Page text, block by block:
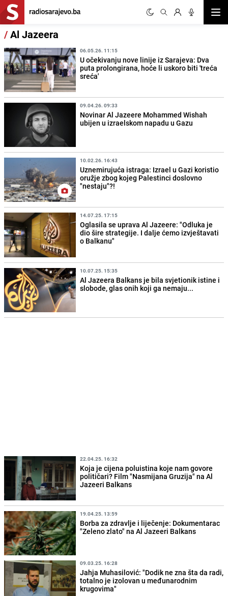
/Al Jazeera
06.05.26. 11:15
U očekivanju nove linije iz Sarajeva: Dva
puta prolongirana, hoće li uskoro biti 'treća
sreća'
09.04.26. 09:33
Novinar Al Jazeere Mohammed Wishah
ubijen u izraelskom napadu u Gazu
10.02.26. 16:43
Uznemirujuća istraga: Izrael u Gazi koristio
oružje zbog kojeg Palestinci doslovno
"nestaju"?!
14.07.25. 17:15
Oglasila se uprava Al Jazeere: "Odluka je
dio šire strategije. I dalje ćemo izvještavati
o Balkanu"
10.07.25. 15:35
Al Jazeera Balkans je bila svjetionik istine i
slobode, glas onih koji ga nemaju...
22.04.25. 16:32
Koja je cijena poluistina koje nam govore
političari? Film "Nasmijana Gruzija" na Al
Jazeeri Balkans
19.04.25. 13:59
Borba za zdravlje i liječenje: Dokumentarac
"Zeleno zlato" na Al Jazeeri Balkans
09.03.25. 16:28
Jahja Muhasilović: "Dodik ne zna šta da radi,
totalno je izolovan u međunarodnim
krugovima"